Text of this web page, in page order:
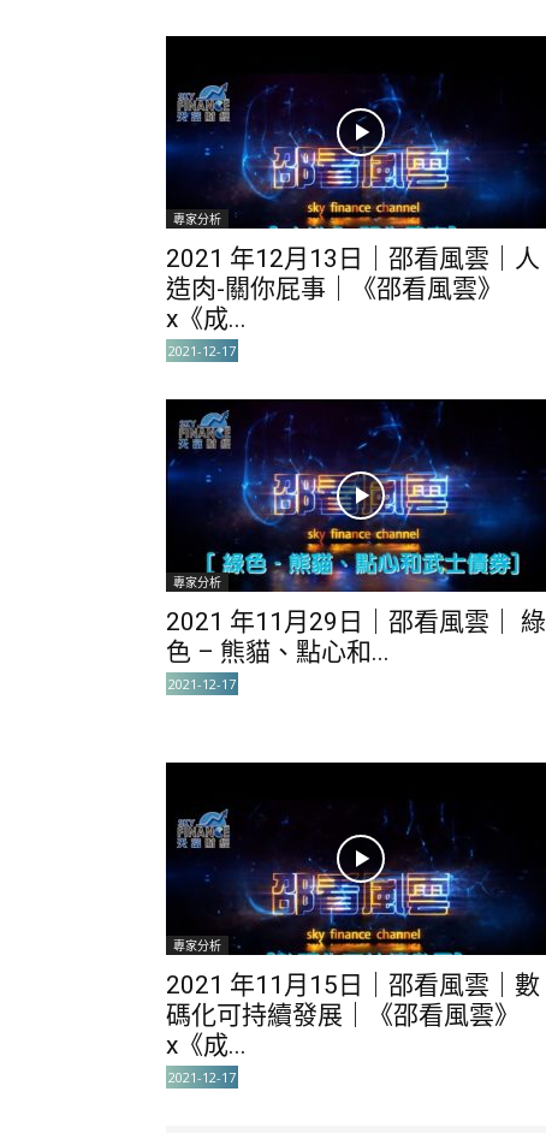
專家分析
2021 年12月13日｜邵看風雲｜人
造肉-關你屁事｜《邵看風雲》
x《成...
2021-12-17
專家分析
2021 年11月29日｜邵看風雲｜ 綠
色 – 熊貓、點心和...
2021-12-17
專家分析
2021 年11月15日｜邵看風雲｜數
碼化可持續發展｜《邵看風雲》
x《成...
2021-12-17